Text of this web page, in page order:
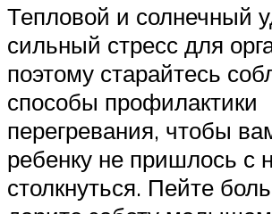
Тепловой и солнечный
сильный стресс для
поэтому старайтесь
способы профилактики
перегревания, чтобы
ребенку не пришлось с
столкнуться. Пейте